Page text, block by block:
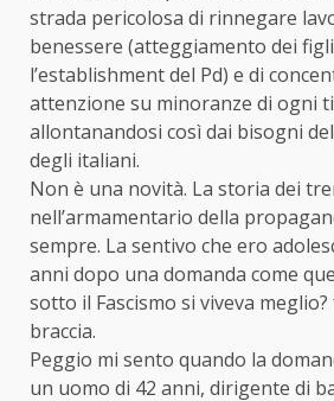
strada pericolosa di rinnegare
benessere (atteggiamento dei
l’establishment del Pd) e di
attenzione su minoranze di ogni
allontanandosi così dai bisogni
degli italiani.
Non è una novità. La storia dei
nell’armamentario della
sempre. La sentivo che ero
anni dopo una domanda come
sotto il Fascismo si viveva meglio?
braccia.
Peggio mi sento quando la
un uomo di 42 anni, dirigente di